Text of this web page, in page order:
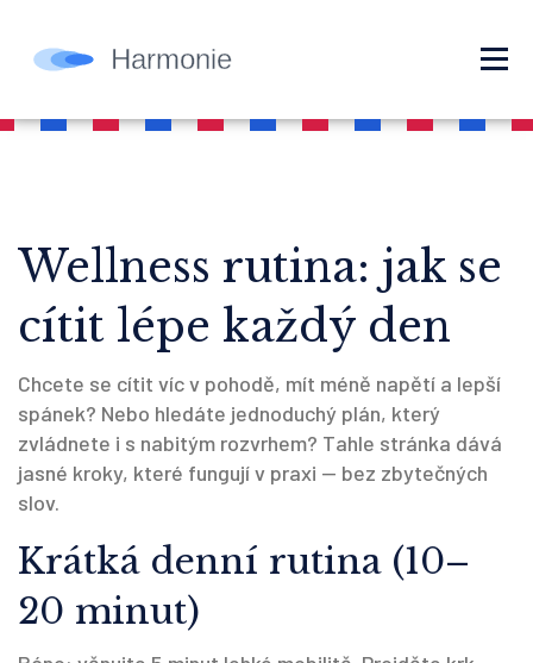
Wellness rutina: jak se
cítit lépe každý den
Chcete se cítit víc v pohodě, mít méně napětí a lepší
spánek? Nebo hledáte jednoduchý plán, který
zvládnete i s nabitým rozvrhem? Tahle stránka dává
jasné kroky, které fungují v praxi — bez zbytečných
slov.
Krátká denní rutina (10–
20 minut)